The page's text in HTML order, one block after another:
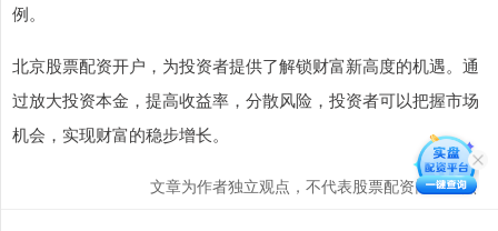
例。
北京股票配资开户，为投资者提供了解锁财富新高度的机遇。通
过放大投资本金，提高收益率，分散风险，投资者可以把握市场
机会，实现财富的稳步增长。
文章为作者独立观点，不代表股票配资门户观点